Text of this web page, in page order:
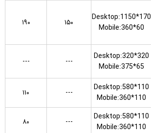
Desktop:1150*170
Mobile:360*60
۱۵۰ ۱۹۰
Desktop:320*320
Mobile:375*65
---
---
Desktop:580*110
Mobile:360*110
--- ۱۱۰
Desktop:580*110
Mobile:360*110
--- ۸۰